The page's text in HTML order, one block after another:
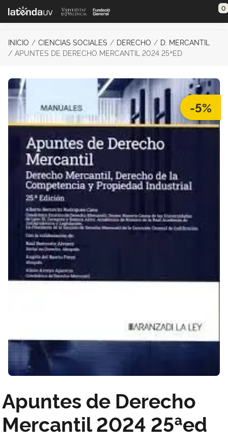
Saltar al contenido principal 0
INICIO CIENCIAS SOCIALES DERECHO
D. MERCANTIL
APUNTES DE DERECHO MERCANTIL 2024 25ªED
-5%
Apuntes de Derecho
Mercantil 2024 25ªed